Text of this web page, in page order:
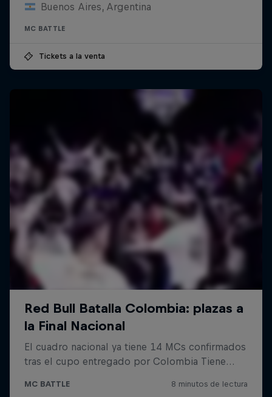
Buenos Aires, Argentina
MC BATTLE
Tickets a la venta